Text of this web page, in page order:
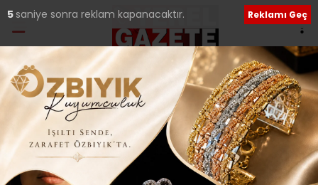
Etiket:Mahkum
Ümraniye Cezaevi’ndeki hükümlülerin
eserleri sergilendi!..
5 saniye sonra reklam kapanacaktır. Reklamı Geç